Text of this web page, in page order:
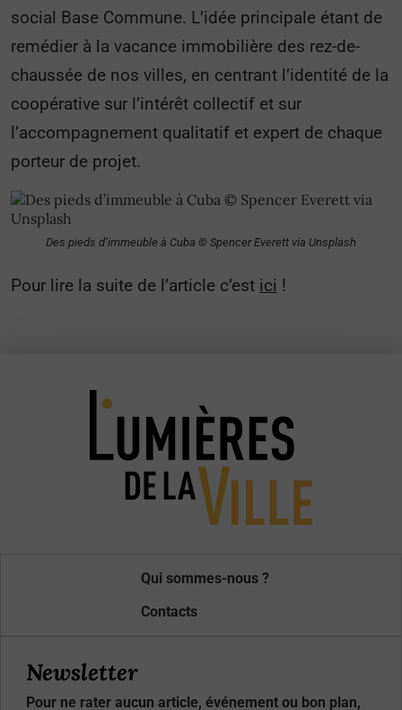
social Base Commune. L’idée principale étant de
remédier à la vacance immobilière des rez-de-
chaussée de nos villes, en centrant l’identité de la
coopérative sur l’intérêt collectif et sur
l’accompagnement qualitatif et expert de chaque
porteur de projet.
Des pieds d’immeuble à Cuba ©️ Spencer Everett via Unsplash
Pour lire la suite de l’article c’est ici !
Qui sommes-nous ?
Contacts
Newsletter
Pour ne rater aucun article, événement ou bon plan,